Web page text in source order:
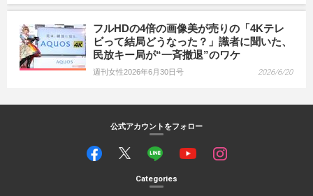
フルHDの4倍の画像美が売りの「4Kテレ
ビって結局どうなった？」識者に聞いた、
民放キー局が“一斉撤退”のワケ
週刊女性2026年6月30日号 2026/6/20
公式アカウントをフォロー
Categories